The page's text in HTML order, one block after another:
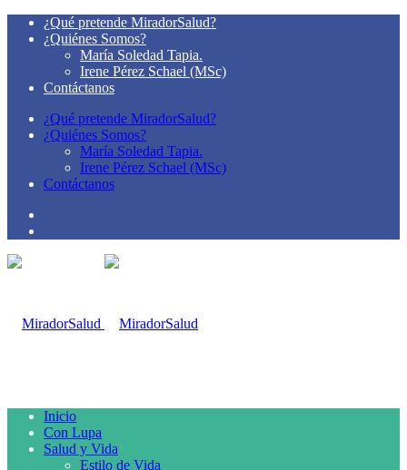
¿Qué pretende MiradorSalud?
¿Quiénes Somos?
María Soledad Tapia.
Irene Pérez Schael (MSc)
Contáctanos
¿Qué pretende MiradorSalud?
¿Quiénes Somos?
María Soledad Tapia.
Irene Pérez Schael (MSc)
Contáctanos
Inicio
Con Lupa
Salud y Vida
Estilo de Vida